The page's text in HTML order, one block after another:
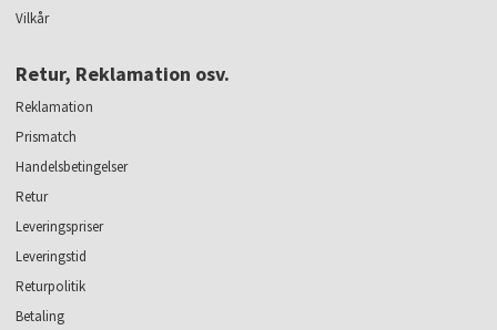
Vilkår
Retur, Reklamation osv.
Reklamation
Prismatch
Handelsbetingelser
Retur
Leveringspriser
Leveringstid
Returpolitik
Betaling